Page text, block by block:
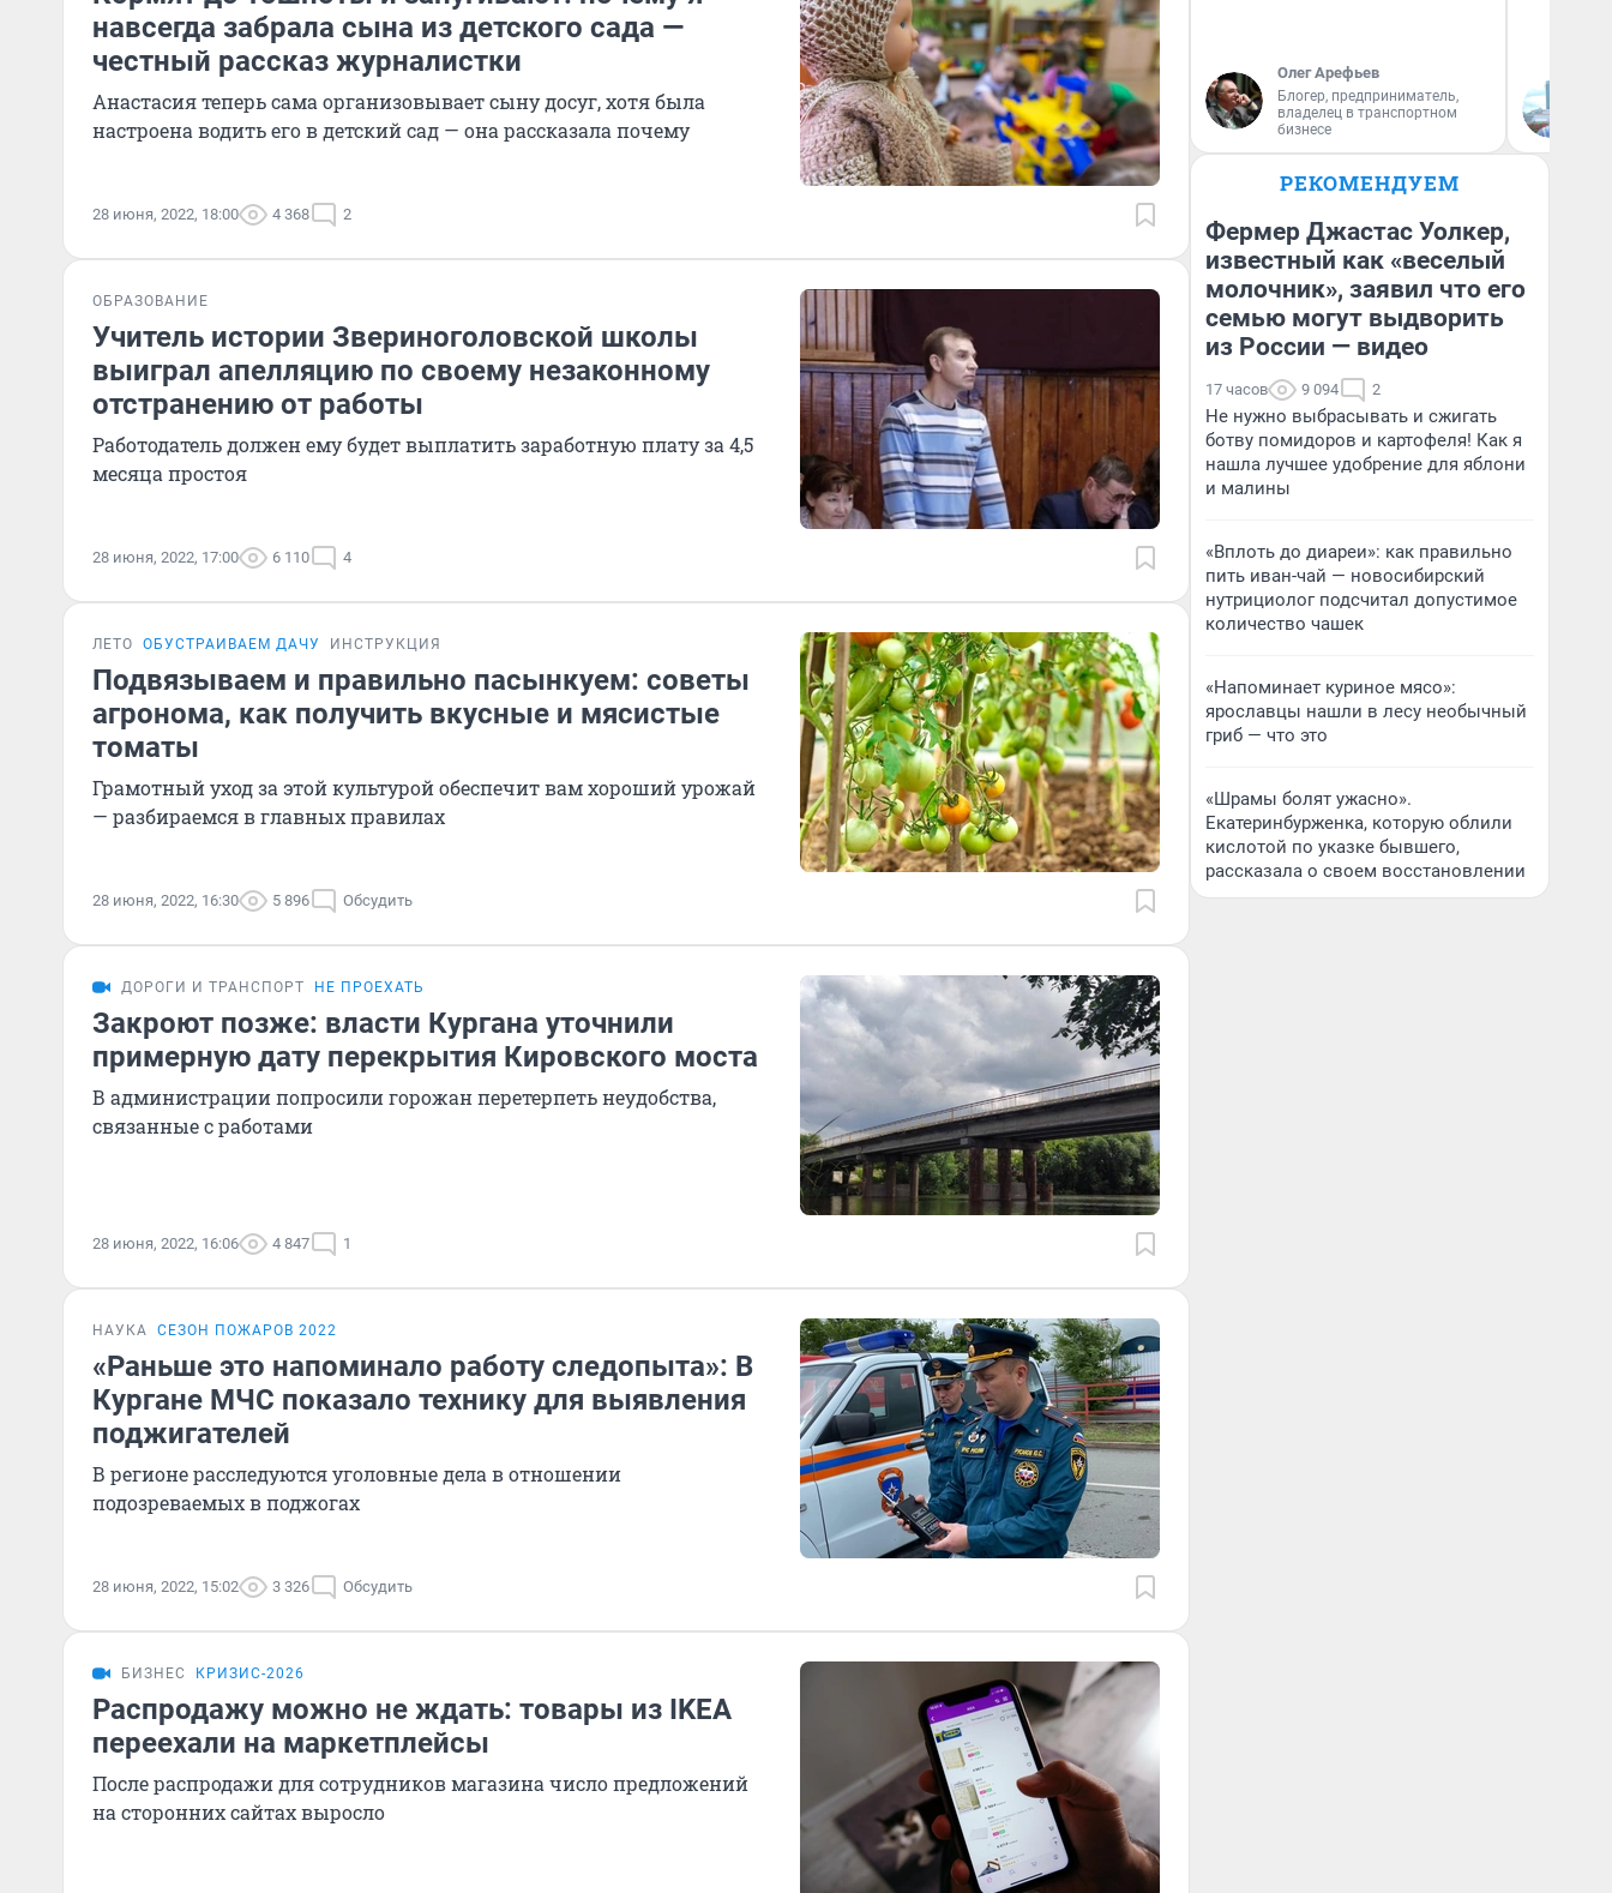
навсегда забрала сына из детского сада —
честный рассказ журналистки
Анастасия теперь сама организовывает сыну досуг, хотя была
настроена водить его в детский сад — она рассказала почему
28 июня, 2022, 18:00 4 368 2
ОБРАЗОВАНИЕ
Учитель истории Звериноголовской школы
выиграл апелляцию по своему незаконному
отстранению от работы
Работодатель должен ему будет выплатить заработную плату за 4,5
месяца простоя
28 июня, 2022, 17:00 6 110 4
ЛЕТО ОБУСТРАИВАЕМ ДАЧУ ИНСТРУКЦИЯ
Подвязываем и правильно пасынкуем: советы
агронома, как получить вкусные и мясистые
томаты
Грамотный уход за этой культурой обеспечит вам хороший урожай
— разбираемся в главных правилах
28 июня, 2022, 16:30 5 896 Обсудить
ДОРОГИ И ТРАНСПОРТ НЕ ПРОЕХАТЬ
Закроют позже: власти Кургана уточнили
примерную дату перекрытия Кировского моста
В администрации попросили горожан перетерпеть неудобства,
связанные с работами
28 июня, 2022, 16:06 4 847 1
НАУКА СЕЗОН ПОЖАРОВ 2022
«Раньше это напоминало работу следопыта»: В
Кургане МЧС показало технику для выявления
поджигателей
В регионе расследуются уголовные дела в отношении
подозреваемых в поджогах
28 июня, 2022, 15:02 3 326 Обсудить
БИЗНЕС КРИЗИС-2026
Распродажу можно не ждать: товары из IKEA
переехали на маркетплейсы
После распродажи для сотрудников магазина число предложений
на сторонних сайтах выросло
Олег Арефьев
Блогер, предприниматель,
владелец в транспортном
бизнесе
РЕКОМЕНДУЕМ
Фермер Джастас Уолкер,
известный как «веселый
молочник», заявил что его
семью могут выдворить
из России — видео
17 часов 9 094 2
Не нужно выбрасывать и сжигать
ботву помидоров и картофеля! Как я
нашла лучшее удобрение для яблони
и малины
«Вплоть до диареи»: как правильно
пить иван-чай — новосибирский
нутрициолог подсчитал допустимое
количество чашек
«Напоминает куриное мясо»:
ярославцы нашли в лесу необычный
гриб — что это
«Шрамы болят ужасно».
Екатеринбурженка, которую облили
кислотой по указке бывшего,
рассказала о своем восстановлении